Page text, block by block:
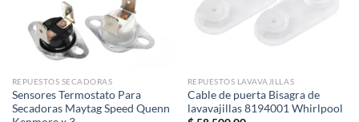
REPUESTOS SECADORAS
Sensores Termostato Para
Secadoras Maytag Speed Quenn
REPUESTOS LAVAVAJILLAS
Cable de puerta Bisagra de
lavavajillas 8194001 Whirlpool